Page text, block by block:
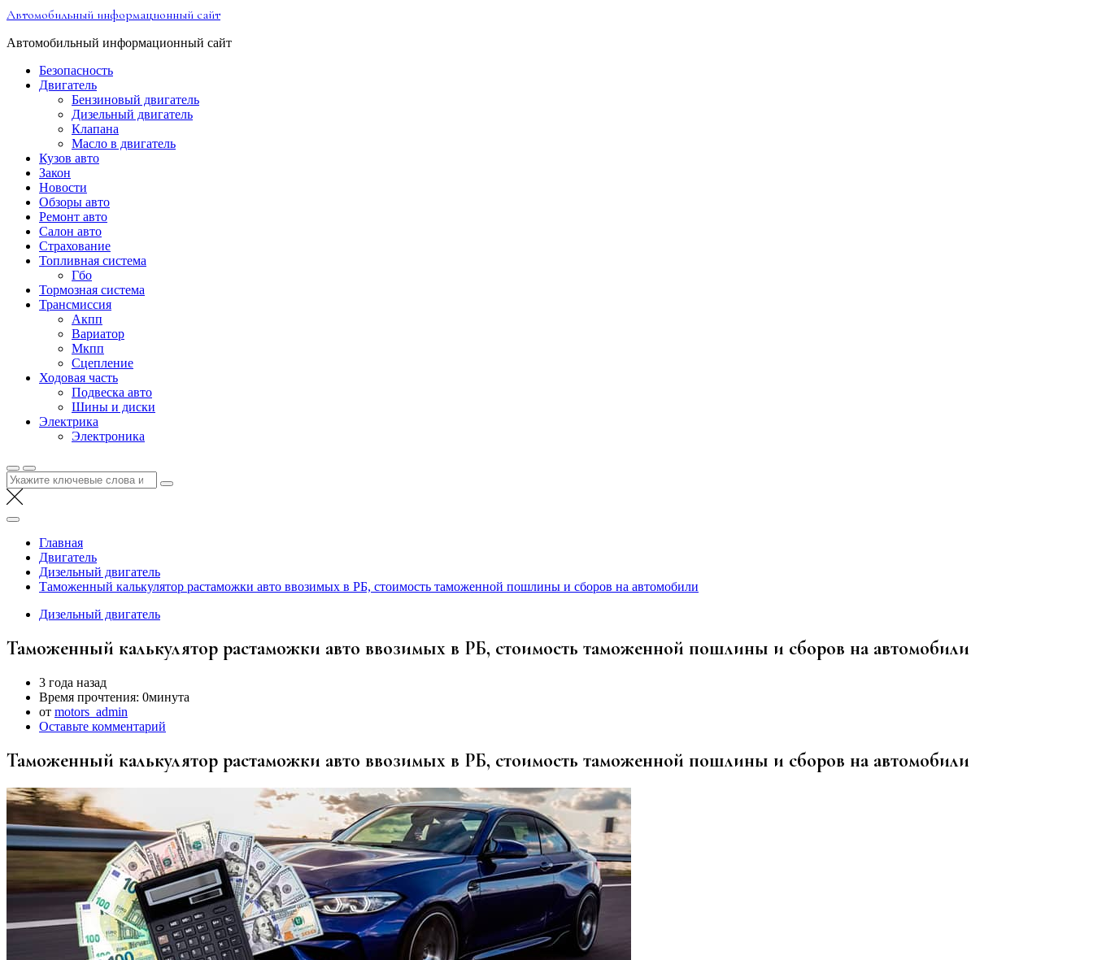
Перейти
содержимому
Автомобильный информационный сайт
Автомобильный информационный сайт
Безопасность
Двигатель
Бензиновый двигатель
Дизельный двигатель
Клапана
Масло в двигатель
Кузов авто
Закон
Новости
Обзоры авто
Ремонт авто
Салон авто
Страхование
Топливная система
Гбо
Тормозная система
Трансмиссия
Акпп
Вариатор
Мкпп
Сцепление
Ходовая часть
Подвеска авто
Шины и диски
Электрика
Электроника
Найти:
Главная
Двигатель
Дизельный двигатель
Таможенный калькулятор растаможки авто ввозимых в РБ, стоимость таможенной пошлины и сборов на автомобили
Дизельный двигатель
Таможенный калькулятор растаможки авто ввозимых в РБ, стоимость таможенной пошлины и сборов на автомобили
3 года назад
Время прочтения: 0минута
от motors_admin
Оставьте комментарий
Таможенный калькулятор растаможки авто ввозимых в РБ, стоимость таможенной пошлины и сборов на автомобили